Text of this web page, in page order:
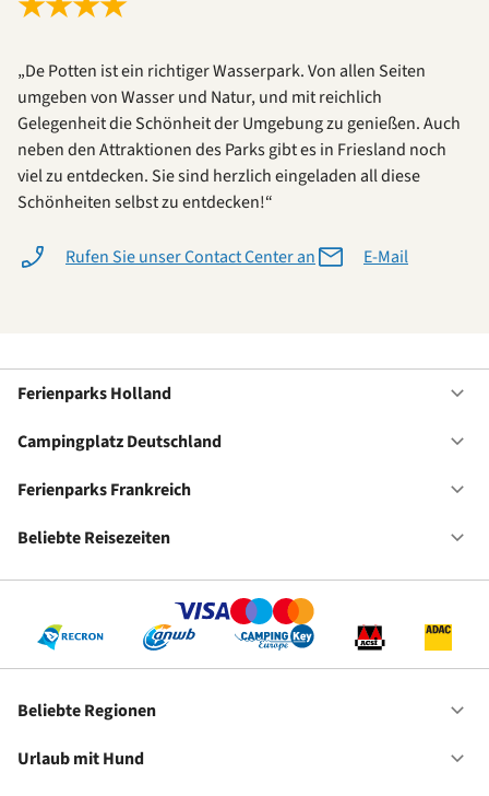
„De Potten ist ein richtiger Wasserpark. Von allen Seiten
umgeben von Wasser und Natur, und mit reichlich
Gelegenheit die Schönheit der Umgebung zu genießen. Auch
neben den Attraktionen des Parks gibt es in Friesland noch
viel zu entdecken. Sie sind herzlich eingeladen all diese
Schönheiten selbst zu entdecken!“
Rufen Sie unser Contact Center an E-Mail
Ferienparks Holland
Campingplatz Deutschland
Ferienparks Frankreich
Beliebte Reisezeiten
Beliebte Regionen
Urlaub mit Hund